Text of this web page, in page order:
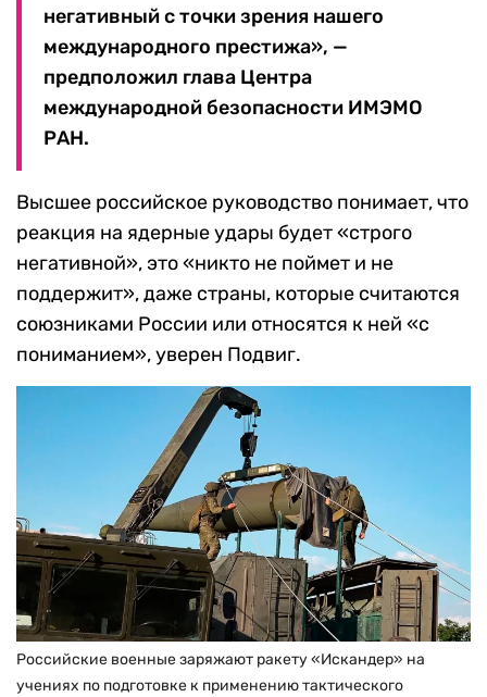
негативный с точки зрения нашего
международного престижа», —
предположил глава Центра
международной безопасности ИМЭМО
РАН.
Высшее российское руководство понимает, что
реакция на ядерные удары будет «строго
негативной», это «никто не поймет и не
поддержит», даже страны, которые считаются
союзниками России или относятся к ней «с
пониманием», уверен Подвиг.
Российские военные заряжают ракету «Искандер» на
учениях по подготовке к применению тактического